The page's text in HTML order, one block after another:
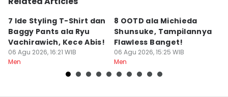
7 Ide Styling T-Shirt dan
Baggy Pants ala Ryu
Vachirawich, Kece Abis!
06 Agu 2026, 16:21 WIB
Men
8 OOTD ala Michieda
Shunsuke, Tampilannya
Flawless Banget!
06 Agu 2026, 15:25 WIB
Men